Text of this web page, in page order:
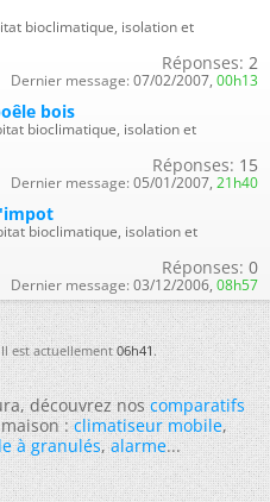
bioclimatique, isolation et
Réponses: 2
Dernier message: 07/02/2007, 00h13
bois
bioclimatique, isolation et
Réponses: 15
Dernier message: 05/01/2007, 21h40
bioclimatique, isolation et
Réponses: 0
Dernier message: 03/12/2006, 08h57
est actuellement06h41.
découvrez noscomparatifs
:climatiseur mobile,
à granulés,alarme...